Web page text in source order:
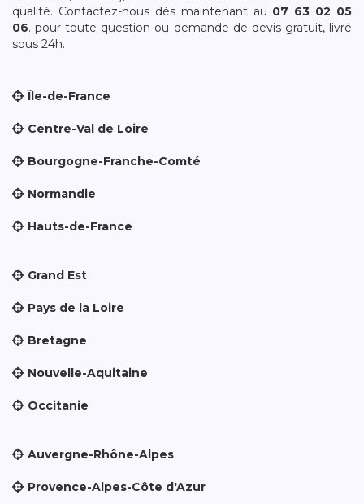
qualité. Contactez-nous dès maintenant au 07 63 02 05
06. pour toute question ou demande de devis gratuit, livré
sous 24h.
Île-de-France
Centre-Val de Loire
Bourgogne-Franche-Comté
Normandie
Hauts-de-France
Grand Est
Pays de la Loire
Bretagne
Nouvelle-Aquitaine
Occitanie
Auvergne-Rhône-Alpes
Provence-Alpes-Côte d'Azur